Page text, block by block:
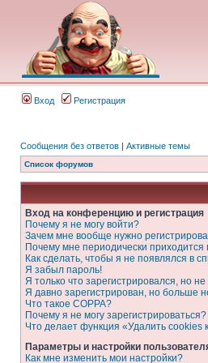
Вход Регистрация
Сообщения без ответов | Активные темы
Список форумов
Вход на конференцию и регистрация
Почему я не могу войти?
Зачем мне вообще нужно
Почему мне периодически
Как сделать, чтобы я не появлялся в
Я забыл пароль!
Я только что зарегистрировался, но не
Я давно зарегистрирован, но больше
Что такое COPPA?
Почему я не могу зарегистрироваться?
Что делает функция «Удалить cookies
Параметры и настройки
Как мне изменить мои настройки?